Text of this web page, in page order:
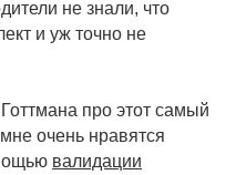
не знали, что
и уж точно не
про этот самый
очень нравятся
валидации